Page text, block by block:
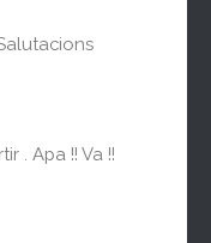
. Apa !! Va !!